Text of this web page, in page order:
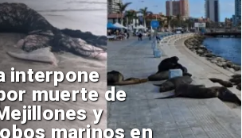
interpone
muerte de
y
marinos en